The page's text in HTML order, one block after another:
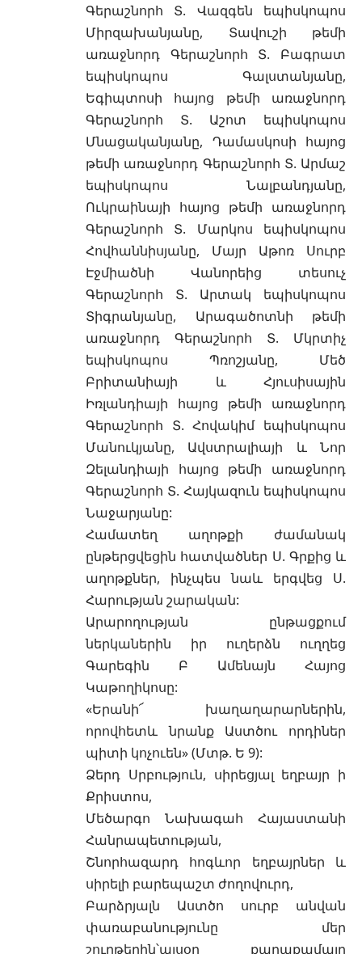
Գերաշնորհ Տ. Վազգեն եպիսկոպոս
Միրզախանյանը, Տավուշի թեմի
առաջնորդ Գերաշնորհ Տ. Բագրատ
եպիսկոպոս Գալստանյանը,
Եգիպտոսի հայոց թեմի առաջնորդ
Գերաշնորհ Տ. Աշոտ եպիսկոպոս
Մնացականյանը, Դամասկոսի հայոց
թեմի առաջնորդ Գերաշնորհ Տ. Արմաշ
եպիսկոպոս Նալբանդյանը,
Ուկրաինայի հայոց թեմի առաջնորդ
Գերաշնորհ Տ. Մարկոս եպիսկոպոս
Հովհաննիսյանը, Մայր Աթոռ Սուրբ
Էջմիածնի Վանորեից տեսուչ
Գերաշնորհ Տ. Արտակ եպիսկոպոս
Տիգրանյանը, Արագածոտնի թեմի
առաջնորդ Գերաշնորհ Տ. Մկրտիչ
եպիսկոպոս Պռոշյանը, Մեծ
Բրիտանիայի և Հյուսիսային
Իռլանդիայի հայոց թեմի առաջնորդ
Գերաշնորհ Տ. Հովակիմ եպիսկոպոս
Մանուկյանը, Ավստրալիայի և Նոր
Զելանդիայի հայոց թեմի առաջնորդ
Գերաշնորհ Տ. Հայկազուն եպիսկոպոս
Նաջարյանը:
Համատեղ աղոթքի ժամանակ
ընթերցվեցին հատվածներ Ս. Գրքից և
աղոթքներ, ինչպես նաև երգվեց Ս.
Հարության շարական:
Արարողության ընթացքում
ներկաներին իր ուղերձն ուղղեց
Գարեգին Բ Ամենայն Հայոց
Կաթողիկոսը:
«Երանի՜ խաղաղարարներին,
որովհետև նրանք Աստծու որդիներ
պիտի կոչուեն» (Մտթ. Ե 9):
Ձերդ Սրբություն, սիրեցյալ եղբայր ի
Քրիստոս,
Մեծարգո Նախագահ Հայաստանի
Հանրապետության,
Շնորհազարդ հոգևոր եղբայրներ և
սիրելի բարեպաշտ ժողովուրդ,
Բարձրյալն Աստծո սուրբ անվան
փառաբանությունը մեր
շուրթերին՝այսօր քաղաքամայր